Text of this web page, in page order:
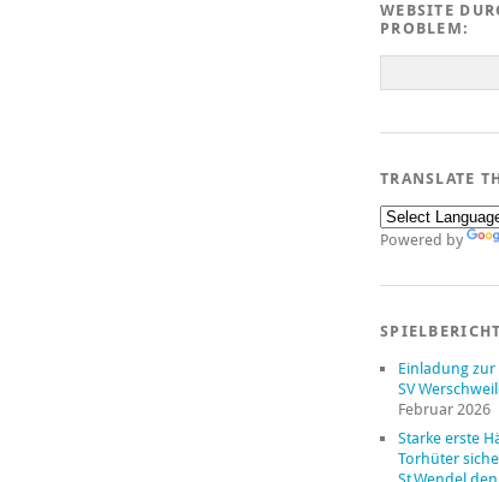
WEBSITE
PROBLEM:
TRANSLATE
Powered by
Einladung
SV
Februar 2026
Starke erste
Torhüter